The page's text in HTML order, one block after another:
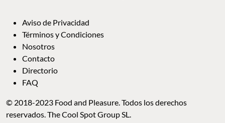
Aviso de Privacidad
Términos y Condiciones
Nosotros
Contacto
Directorio
FAQ
© 2018-2023 Food and Pleasure. Todos los derechos
reservados. The Cool Spot Group SL.